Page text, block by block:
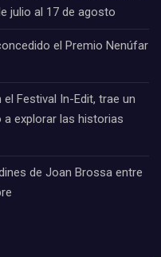
julio al 17 de agosto
el Premio Nenúfar
Festival In-Edit, trae un
explorar las historias
de Joan Brossa entre